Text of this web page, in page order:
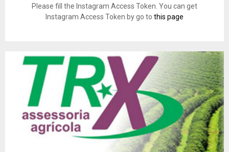
Please fill the Instagram Access Token. You can get
Instagram Access Token by go to this page